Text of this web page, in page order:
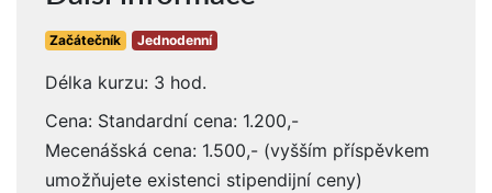
Začátečník Jednodenní
Délka kurzu: 3 hod.
Cena: Standardní cena: 1.200,-
Mecenášská cena: 1.500,- (vyšším příspěvkem
umožňujete existenci stipendijní ceny)